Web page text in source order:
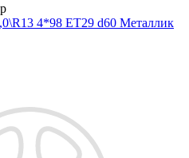
4*98 ET29 d60 Металлик